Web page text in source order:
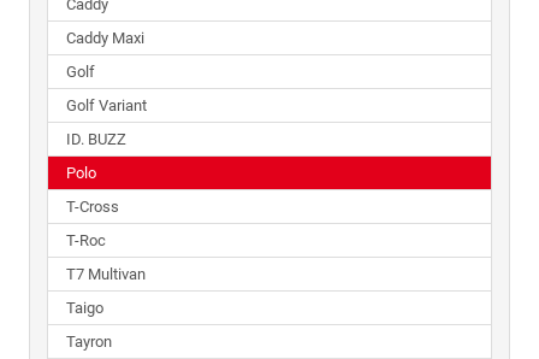
Caddy
Caddy Maxi
Golf
Golf Variant
ID. BUZZ
Polo
T-Cross
T-Roc
T7 Multivan
Taigo
Tayron